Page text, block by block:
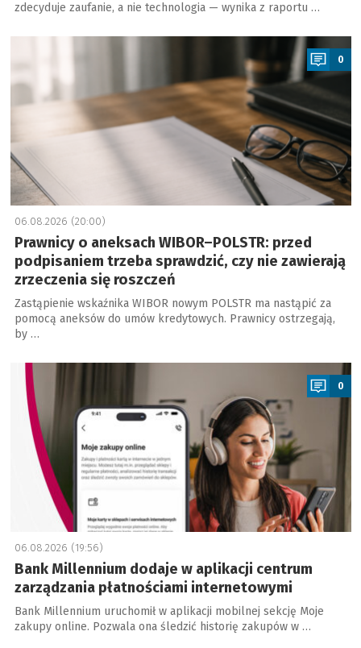
zdecyduje zaufanie, a nie technologia — wynika z raportu …
a
0
06.08.2026 (20:00)
Prawnicy o aneksach WIBOR–POLSTR: przed
podpisaniem trzeba sprawdzić, czy nie zawierają
zrzeczenia się roszczeń
Zastąpienie wskaźnika WIBOR nowym POLSTR ma nastąpić za
pomocą aneksów do umów kredytowych. Prawnicy ostrzegają,
by …
0
06.08.2026 (19:56)
Bank Millennium dodaje w aplikacji centrum
zarządzania płatnościami internetowymi
Bank Millennium uruchomił w aplikacji mobilnej sekcję Moje
zakupy online. Pozwala ona śledzić historię zakupów w …